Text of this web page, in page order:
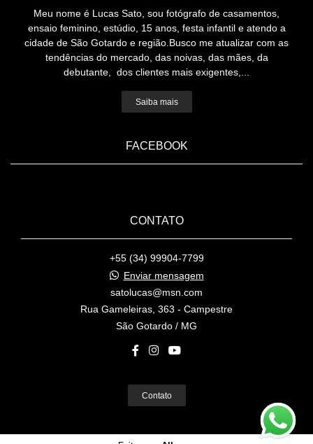
Meu nome é Lucas Sato, sou fotógrafo de casamentos,
ensaio feminino, estúdio, 15 anos, festa infantil e atendo a
cidade de São Gotardo e região.Busco me atualizar com as
tendências do mercado, das noivas, das mães, da
debutante, dos clientes mais exigentes,...
Saiba mais
FACEBOOK
CONTATO
+55 (34) 99904-7799
Enviar mensagem
satolucas@msn.com
Rua Gameleiras, 363 - Campestre
São Gotardo / MG
Contato